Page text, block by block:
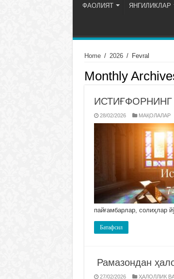
ФАОЛИЯТ ЯНГИЛИКЛАР
Home / 2026 / Fevral
Monthly
ИСТИҒФОРНИНГ
28/02/2026 МАҚОЛАЛАР
пайғамбарлар, солиҳлар
Батафсил
Рамазондан
27/02/2026 ҲАЛОЛЛИК